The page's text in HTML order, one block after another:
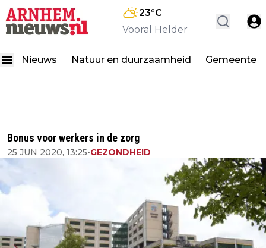
23°C
Vooral Helder
Nieuws Natuur en duurzaamheid Gemeente
Bonus voor werkers in de zorg
25 JUN 2020, 13:25•GEZONDHEID